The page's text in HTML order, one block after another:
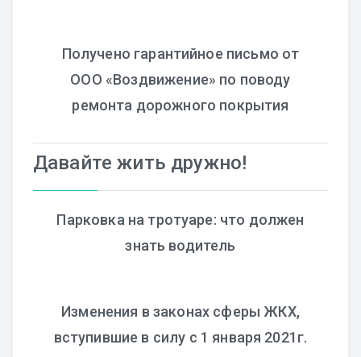
Получено гарантийное письмо от
ООО «Воздвижение» по поводу
ремонта дорожного покрытия
Давайте жить дружно!
Парковка на тротуаре: что должен
знать водитель
Изменения в законах сферы ЖКХ,
вступившие в силу с 1 января 2021г.